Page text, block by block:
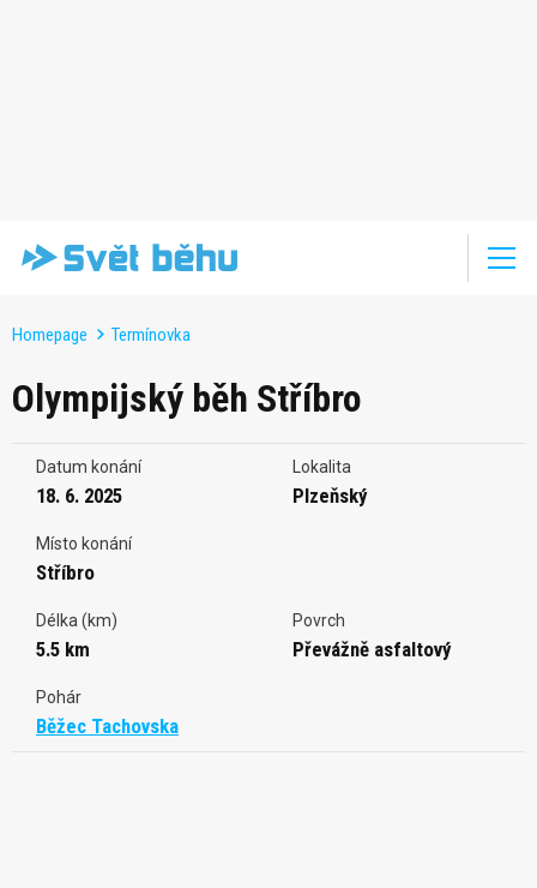
Homepage Termínovka
Olympijský běh Stříbro
Datum konání
18. 6. 2025
Lokalita
Plzeňský
Místo konání
Stříbro
Délka (km)
5.5 km
Povrch
Převážně asfaltový
Pohár
Běžec Tachovska